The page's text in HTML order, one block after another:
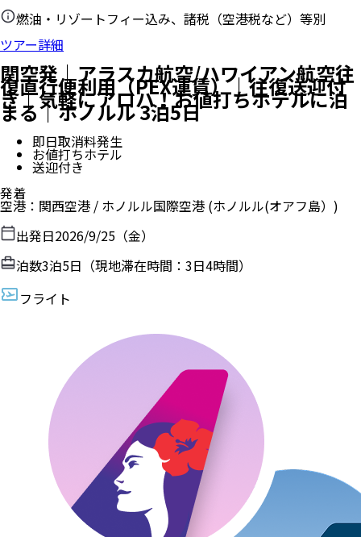
燃油・リゾートフィー込み、諸税（空港税など）等別
ツアー詳細
関空発｜アラスカ航空/ハワイアン航空往
復直行便利用（PEX運賃）｜往復送迎付
き｜気軽にアロハ！お値打ちホテルに泊
まる｜ホノルル 3泊5日
即日取消料発生
お値打ちホテル
送迎付き
発着
空港 ： 関西空港 / ホノルル国際空港 (ホノルル(オアフ島）)
出発日2026/9/25（金）
泊数3泊5日（現地滞在時間： 3日4時間）
フライト